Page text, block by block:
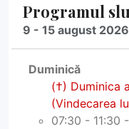
Programul
9 - 15 august 2026
Duminică
(†) Duminica
(Vindecarea
07:30 - 11:30